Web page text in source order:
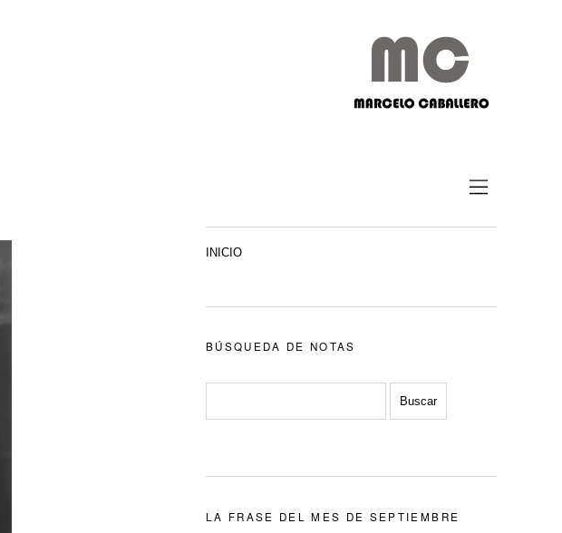
INICIO
BÚSQUEDA DE NOTAS
LA FRASE DEL MES DE SEPTIEMBRE